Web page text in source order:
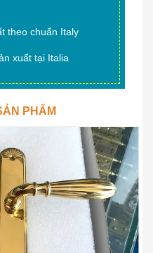
chuẩn Italy
xuất tại Italia
PHẨM